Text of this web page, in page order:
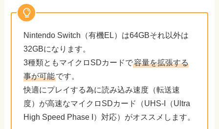
Nintendo Switch（有機EL）は64GBそれ以外は
32GBになります。
3種類ともマイクロSDカードで容量を拡張する
事が可能です。
快適にプレイする為に読み込み速度（転送速
度）が高速なマイクロSDカード（UHS-I（Ultra
High Speed Phase I）対応）がオススメします。